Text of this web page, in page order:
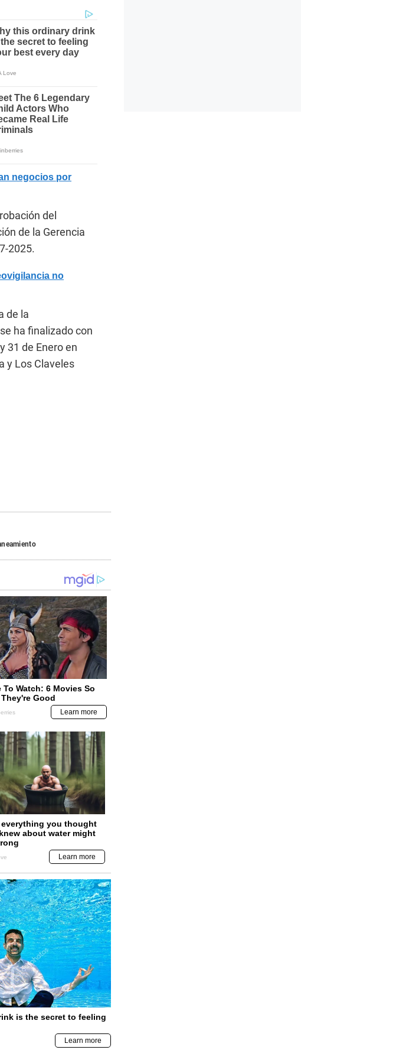
negocios por
del
de la Gerencia
2025.
no
de la
ha finalizado con
31 de Enero en
y Los Claveles